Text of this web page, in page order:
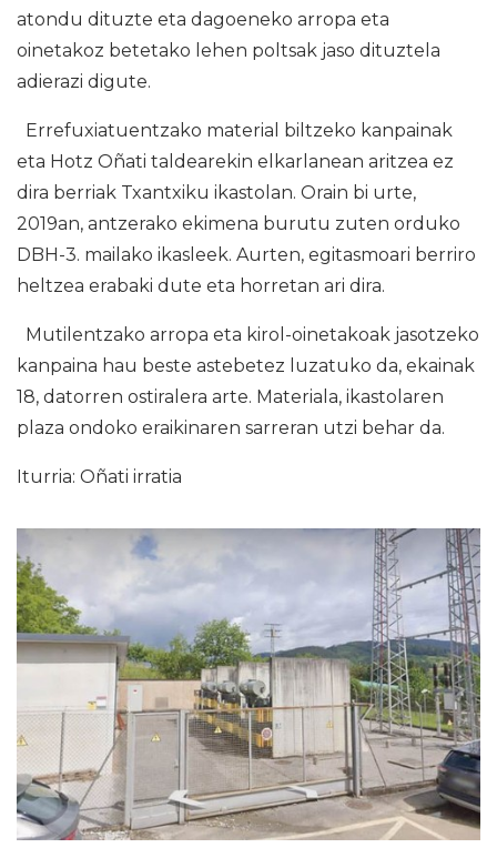
atondu dituzte eta dagoeneko arropa eta
oinetakoz betetako lehen poltsak jaso dituztela
adierazi digute.
Errefuxiatuentzako material biltzeko kanpainak
eta Hotz Oñati taldearekin elkarlanean aritzea ez
dira berriak Txantxiku ikastolan. Orain bi urte,
2019an, antzerako ekimena burutu zuten orduko
DBH-3. mailako ikasleek. Aurten, egitasmoari berriro
heltzea erabaki dute eta horretan ari dira.
Mutilentzako arropa eta kirol-oinetakoak jasotzeko
kanpaina hau beste astebetez luzatuko da, ekainak
18, datorren ostiralera arte. Materiala, ikastolaren
plaza ondoko eraikinaren sarreran utzi behar da.
Iturria: Oñati irratia